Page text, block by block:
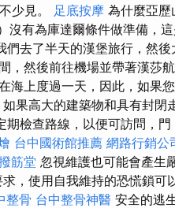
少見。 足底按摩 為什麼亞歷
沒有為庫達爾條件做準備，這
們去了半天的漢堡旅行，然後
，然後前往機場並帶著漢莎
海上度過一天，因此，如果
果高大的建築物和具有封閉
期檢查路線，以便可訪問，
台中國術館推薦 網路行銷公
筋堂 忽視維護也可能會產生
，使用自我維持的恐慌鎖可
整骨 台中整骨神醫 安全的逃